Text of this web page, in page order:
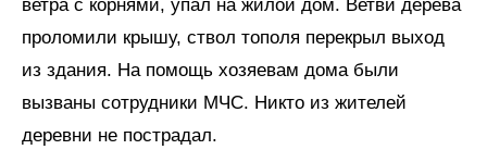
ветра с корнями, упал на жилой дом. Ветви дерева
проломили крышу, ствол тополя перекрыл выход
из здания. На помощь хозяевам дома были
вызваны сотрудники МЧС. Никто из жителей
деревни не пострадал.